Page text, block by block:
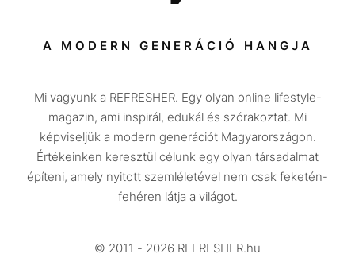
Sport
Társadalom
Utazás
Életmód
Design
Beszélgetések
Videó
A MODERN GENERÁCIÓ HANGJA
Mi vagyunk a REFRESHER. Egy olyan online lifestyle-
magazin, ami inspirál, edukál és szórakoztat. Mi
képviseljük a modern generációt Magyarországon.
Értékeinken keresztül célunk egy olyan társadalmat
építeni, amely nyitott szemléletével nem csak feketén-
fehéren látja a világot.
© 2011 - 2026 REFRESHER.hu